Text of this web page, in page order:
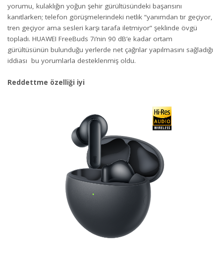
yorumu, kulaklığın yoğun şehir gürültüsündeki başarısını
kanıtlarken; telefon görüşmelerindeki netlik “yanımdan tır geçiyor,
tren geçiyor ama sesleri karşı tarafa iletmiyor” şeklinde övgü
topladı. HUAWEI FreeBuds 7i’nin 90 dB’e kadar ortam
gürültüsünün bulunduğu yerlerde net çağrılar yapılmasını sağladığı
iddiası bu yorumlarla desteklenmiş oldu.
Reddettme özelliği iyi